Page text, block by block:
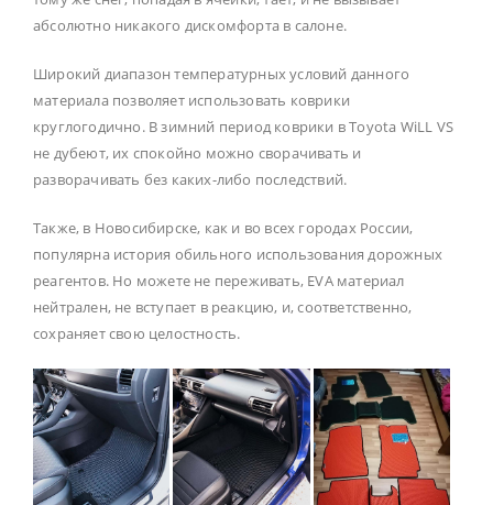
абсолютно никакого дискомфорта в салоне.
Широкий диапазон температурных условий данного
материала позволяет использовать коврики
круглогодично. В зимний период коврики в Toyota WiLL VS
не дубеют, их спокойно можно сворачивать и
разворачивать без каких-либо последствий.
Также, в Новосибирске, как и во всех городах России,
популярна история обильного использования дорожных
реагентов. Но можете не переживать, EVA материал
нейтрален, не вступает в реакцию, и, соответственно,
сохраняет свою целостность.